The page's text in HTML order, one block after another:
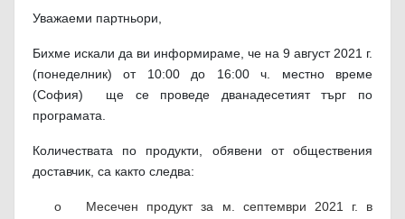
Уважаеми партньори,
Бихме искали да ви информираме, че на 9 август 2021 г.
(понеделник) от 10:00 до 16:00 ч. местно време
(София) ще се проведе дванадесетият търг по
програмата.
Количествата по продукти, обявени от обществения
доставчик, са както следва:
o
Месечен продукт за м. септември 2021 г. в